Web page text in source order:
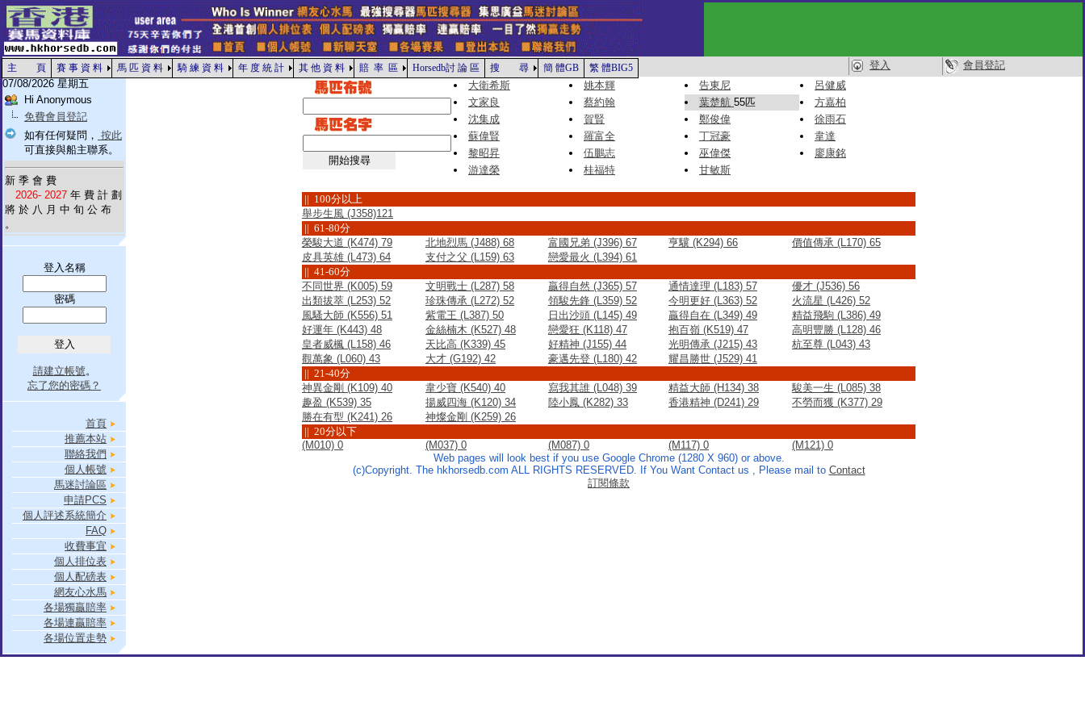
主 頁 賽 事 資 料 馬 匹 資 料 騎 練 資 料 年 度 統 計 其 他 資 料 賠 率 區 Horsedb討 論 區 搜 尋 簡 體GB 繁 體BIG5 登入
會員登記
07/08/2026 星期五
Hi Anonymous
免費會員登記
如有任何疑問， 按此
可直接與船主聯系。
新 季 會 費
2026- 2027 年 費 計 劃
將 於 八 月 中 旬 公 布
。
登入名稱
密碼
請建立帳號。
忘了您的密碼？
首頁
推薦本站
聯絡我們
個人帳號
馬迷討論區
申請PCS
個人評述系統簡介
FAQ
收費事宜
個人排位表
個人配磅表
網友心水馬
各場獨贏賠率
各場連贏賠率
各場位置走勢
大衛希斯 姚本輝 告東尼
呂健威
文家良
蔡約翰 葉楚航 55匹
方嘉柏
沈集成
賀賢 鄭俊偉
徐雨石
蘇偉賢
羅富全 丁冠豪
韋達
黎昭昇
伍鵬志 巫偉傑
廖康銘
游達榮
桂福特 甘敏斯
|| 100分以上
舉步生風 (J358)121
|| 61-80分
榮駿大道 (K474) 79
北地烈馬 (J488) 68 富國兄弟 (J396) 67 亨驥 (K294) 66
價值傳承 (L170) 65
皮具英雄 (L473) 64
支付之父 (L159) 63
戀愛最火 (L394) 61
|| 41-60分
不同世界 (K005) 59
文明戰士 (L287) 58 贏得自然 (J365) 57 通情達理 (L183) 57
優才 (J536) 56
出類拔萃 (L253) 52
珍珠傳承 (L272) 52 領駿先鋒 (L359) 52 今明更好 (L363) 52
火流星 (L426) 52
風騷大師 (K556) 51
紫電王 (L387) 50 日出沙頭 (L145) 49 贏得自在 (L349) 49
精益飛駒 (L386) 49
好運年 (K443) 48
金絲楠木 (K527) 48 戀愛狂 (K118) 47 抱百嶺 (K519) 47
高明豐勝 (L128) 46
皇者威楓 (L158) 46
天比高 (K339) 45 好精神 (J155) 44 光明傳承 (J215) 43
杭至尊 (L043) 43
觀萬象 (L060) 43
大才 (G192) 42 豪邁先登 (L180) 42
耀昌勝世 (J529) 41
|| 21-40分
神異金剛 (K109) 40
韋少寶 (K540) 40 寫我其誰 (L048) 39 精益大師 (H134) 38
駿美一生 (L085) 38
趣盈 (K539) 35
揚威四海 (K120) 34 陸小鳳 (K282) 33 香港精神 (D241) 29
不勞而獲 (K377) 29
勝在有型 (K241) 26
神燦金剛 (K259) 26
|| 20分以下
(M010) 0
(M037) 0 (M087) 0 (M117) 0
(M121) 0
Web pages will look best if you use Google Chrome (1280 X 960) or above.
(c)Copyright. The hkhorsedb.com ALL RIGHTS RESERVED. If You Want Contact us , Please mail to Contact
訂閱條款